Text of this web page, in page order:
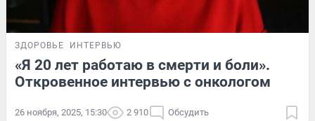
ЗДОРОВЬЕ ИНТЕРВЬЮ
«Я 20 лет работаю в смерти и боли».
Откровенное интервью с онкологом
26 ноября, 2025, 15:30 2 910 Обсудить